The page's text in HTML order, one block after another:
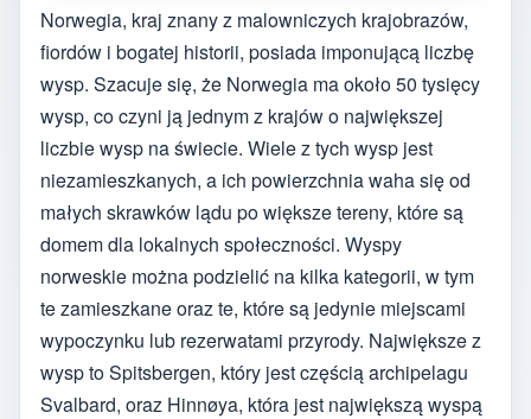
Norwegia, kraj znany z malowniczych krajobrazów,
fiordów i bogatej historii, posiada imponującą liczbę
wysp. Szacuje się, że Norwegia ma około 50 tysięcy
wysp, co czyni ją jednym z krajów o największej
liczbie wysp na świecie. Wiele z tych wysp jest
niezamieszkanych, a ich powierzchnia waha się od
małych skrawków lądu po większe tereny, które są
domem dla lokalnych społeczności. Wyspy
norweskie można podzielić na kilka kategorii, w tym
te zamieszkane oraz te, które są jedynie miejscami
wypoczynku lub rezerwatami przyrody. Największe z
wysp to Spitsbergen, który jest częścią archipelagu
Svalbard, oraz Hinnøya, która jest największą wyspą